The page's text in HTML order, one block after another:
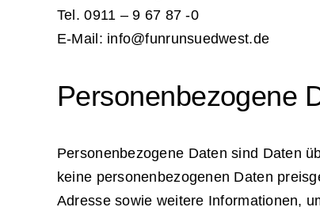
Tel. 0911 – 9 67 87 -0
E-Mail: info@funrunsuedwest.de
Personenbezogene
Personenbezogene Daten sind Daten
keine personenbezogenen Daten
Adresse sowie weitere Informationen,